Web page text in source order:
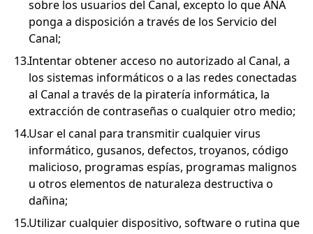
sobre los usuarios del Canal, excepto lo que ANA
ponga a disposición a través de los Servicio del
Canal;
Intentar obtener acceso no autorizado al Canal, a
los sistemas informáticos o a las redes conectadas
al Canal a través de la piratería informática, la
extracción de contraseñas o cualquier otro medio;
Usar el canal para transmitir cualquier virus
informático, gusanos, defectos, troyanos, código
malicioso, programas espías, programas malignos
u otros elementos de naturaleza destructiva o
dañina;
Utilizar cualquier dispositivo, software o rutina que